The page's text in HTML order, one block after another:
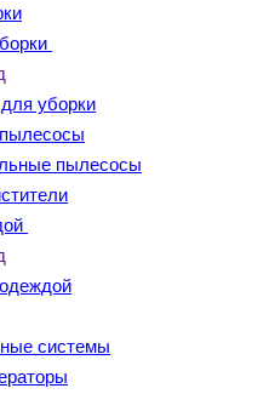
уборки
пылесосы
системы